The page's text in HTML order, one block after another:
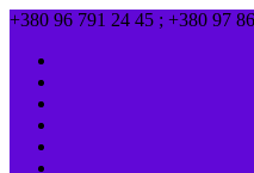
+380 96 791 24 45 ; +380 97